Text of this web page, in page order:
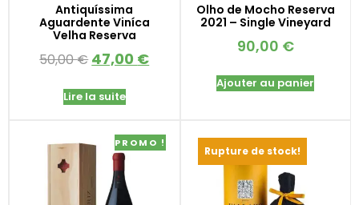
Antiquíssima
Aguardente Viníca
Velha Reserva
50,00€ 47,00 €
Lire la suite
Olho de Mocho Reserva
2021 – Single Vineyard
90,00 €
Ajouter au panier
PROMO !
Rupture de stock!